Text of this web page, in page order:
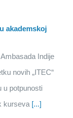
akademskoj
Indije
novih „ITEC“
u potpunosti
kurseva[...]